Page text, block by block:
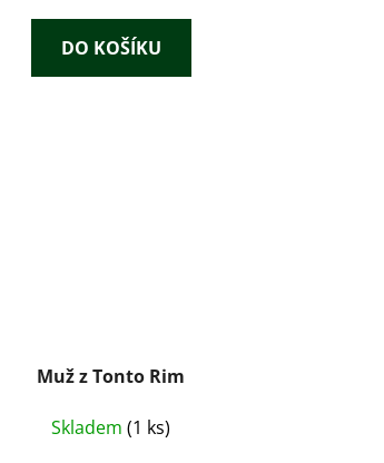
DO KOŠÍKU
Muž z Tonto Rim
Skladem(1 ks)